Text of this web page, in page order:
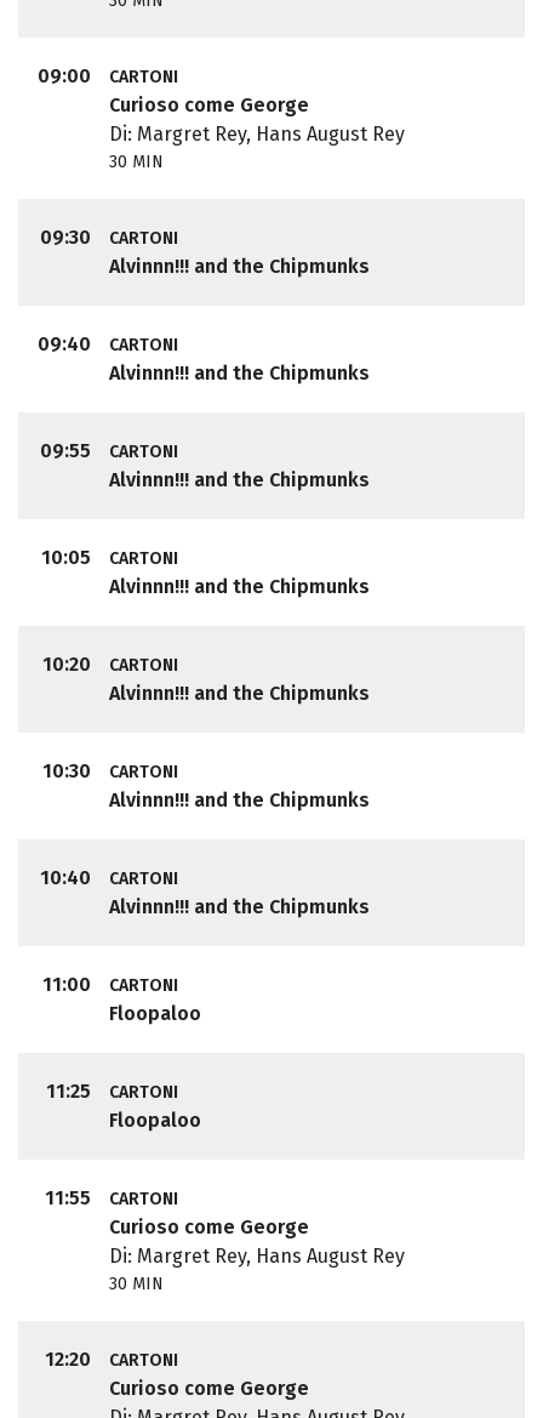
09:00 CARTONI
Curioso come George
Di: Margret Rey, Hans August Rey
30 MIN
09:30 CARTONI
Alvinnn!!! and the Chipmunks
09:40 CARTONI
Alvinnn!!! and the Chipmunks
09:55 CARTONI
Alvinnn!!! and the Chipmunks
10:05 CARTONI
Alvinnn!!! and the Chipmunks
10:20 CARTONI
Alvinnn!!! and the Chipmunks
10:30 CARTONI
Alvinnn!!! and the Chipmunks
10:40 CARTONI
Alvinnn!!! and the Chipmunks
11:00 CARTONI
Floopaloo
11:25 CARTONI
Floopaloo
11:55 CARTONI
Curioso come George
Di: Margret Rey, Hans August Rey
30 MIN
12:20 CARTONI
Curioso come George